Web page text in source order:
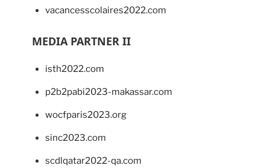
vacancesscolaires2022.com
MEDIA PARTNER II
isth2022.com
p2b2pabi2023-makassar.com
wocfparis2023.org
sinc2023.com
scdlqatar2022-qa.com